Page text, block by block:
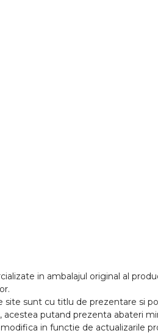
in ambalajul original al
sunt cu titlu de prezentare si
acestea putand prezenta abateri
in functie de actualizarile